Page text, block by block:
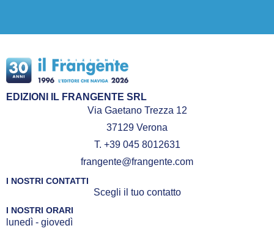
EDIZIONI IL FRANGENTE SRL
Via Gaetano Trezza 12
37129 Verona
T. +39 045 8012631
frangente@frangente.com
I NOSTRI CONTATTI
Scegli il tuo contatto
I NOSTRI ORARI
lunedì - giovedì